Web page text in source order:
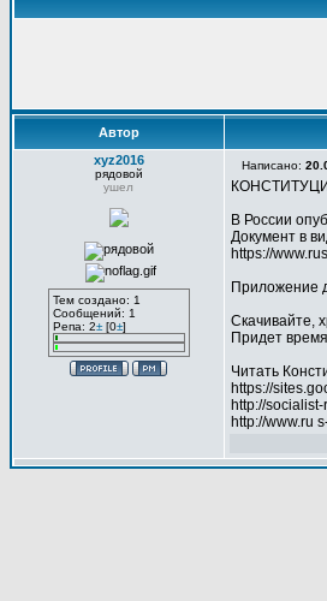
Автор
xyz2016
рядовой
ушел
Тем создано: 1
Сообщений: 1
Репа: 2±[0±]
Написано:
В России
Документ в
https://
Приложение
Скачивайте,
Придет
Читать
https://
http://
http://www.ru